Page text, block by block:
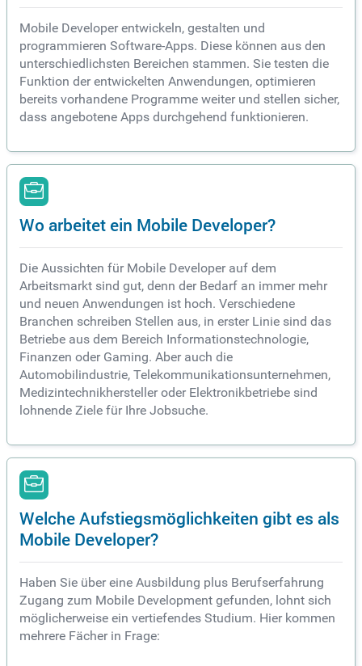
Mobile Developer entwickeln, gestalten und
programmieren Software-Apps. Diese können aus den
unterschiedlichsten Bereichen stammen. Sie testen die
Funktion der entwickelten Anwendungen, optimieren
bereits vorhandene Programme weiter und stellen sicher,
dass angebotene Apps durchgehend funktionieren.
Wo arbeitet ein Mobile Developer?
Die Aussichten für Mobile Developer auf dem
Arbeitsmarkt sind gut, denn der Bedarf an immer mehr
und neuen Anwendungen ist hoch. Verschiedene
Branchen schreiben Stellen aus, in erster Linie sind das
Betriebe aus dem Bereich Informationstechnologie,
Finanzen oder Gaming. Aber auch die
Automobilindustrie, Telekommunikationsunternehmen,
Medizintechnikhersteller oder Elektronikbetriebe sind
lohnende Ziele für Ihre Jobsuche.
Welche Aufstiegsmöglichkeiten gibt es als
Mobile Developer?
Haben Sie über eine Ausbildung plus Berufserfahrung
Zugang zum Mobile Development gefunden, lohnt sich
möglicherweise ein vertiefendes Studium. Hier kommen
mehrere Fächer in Frage: